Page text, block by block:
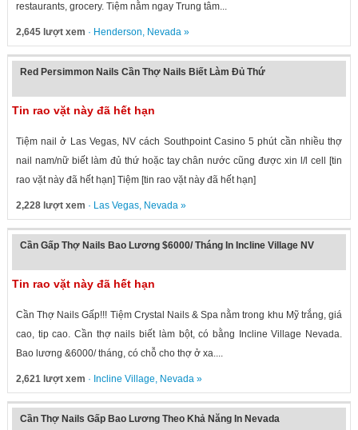
restaurants, grocery. Tiệm nằm ngay Trung tâm...
2,645 lượt xem · Henderson, Nevada»
Red Persimmon Nails Cần Thợ Nails Biết Làm Đủ Thứ
Tin rao vặt này đã hết hạn
Tiệm nail ở Las Vegas, NV cách Southpoint Casino 5 phút cần nhiều thợ
nail nam/nữ biết làm đủ thứ hoặc tay chân nước cũng được xin l/l cell [tin
rao vặt này đã hết hạn] Tiệm [tin rao vặt này đã hết hạn]
2,228 lượt xem · Las Vegas, Nevada»
Cần Gấp Thợ Nails Bao Lương $6000/ Tháng In Incline Village NV
Tin rao vặt này đã hết hạn
Cần Thợ Nails Gấp!!! Tiệm Crystal Nails & Spa nằm trong khu Mỹ trắng, giá
cao, tip cao. Cần thợ nails biết làm bột, có bằng Incline Village Nevada.
Bao lương &6000/ tháng, có chỗ cho thợ ở xa....
2,621 lượt xem · Incline Village, Nevada»
Cần Thợ Nails Gấp Bao Lương Theo Khả Năng In Nevada